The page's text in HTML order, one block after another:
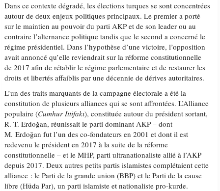
Dans ce contexte dégradé, les élections turques se sont concentrées
autour de deux enjeux politiques principaux. Le premier a porté
sur le maintien au pouvoir du parti AKP et de son leader ou au
contraire l’alternance politique tandis que le second a concerné le
régime présidentiel. Dans l’hypothèse d’une victoire, l’opposition
avait annoncé qu’elle reviendrait sur la réforme constitutionnelle
de 2017 afin de rétablir le régime parlementaire et de restaurer les
droits et libertés affaiblis par une décennie de dérives autoritaires.
L’un des traits marquants de la campagne électorale a été la
constitution de plusieurs alliances qui se sont affrontées. L’Alliance
populaire (Cumhur Ittifakı), constituée autour du président sortant,
R. T. Erdoğan, réunissait le parti dominant AKP – dont
M. Erdoğan fut l’un des co-fondateurs en 2001 et dont il est
redevenu le président en 2017 à la suite de la réforme
constitutionnelle – et le MHP, parti ultranationaliste allié à l’AKP
depuis 2017. Deux autres petits partis islamistes complétaient cette
alliance : le Parti de la grande union (BBP) et le Parti de la cause
libre (Hüda Par), un parti islamiste et nationaliste pro-kurde.